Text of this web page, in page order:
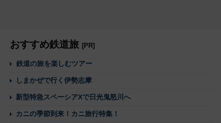
おすすめ鉄道旅 [PR]
鉄道の旅を楽しむツアー
しまかぜで行く伊勢志摩
新型特急スペーシアXで日光鬼怒川へ
カニの季節到来！カニ旅行特集！